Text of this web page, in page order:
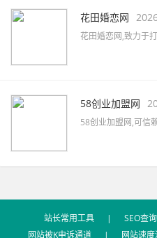
资源,助力企业快速
花田婚恋网
花田婚恋网,致力于
58创业加盟网
58创业加盟网,可信
站长常用工具 | SEO查
网站被K申诉通道
| 网站速